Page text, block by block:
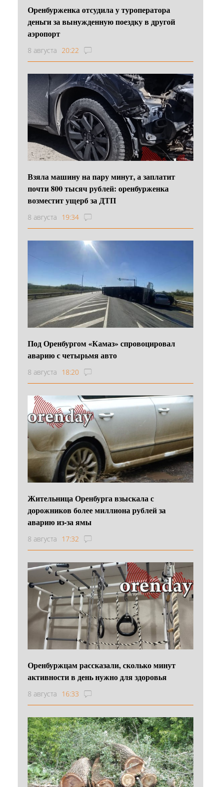
Оренбурженка отсудила у туроператора
деньги за вынужденную поездку в другой
аэропорт
8 августа 20:22
Взяла машину на пару минут, а заплатит
почти 800 тысяч рублей: оренбурженка
возместит ущерб за ДТП
8 августа 19:34
Под Оренбургом «Камаз» спровоцировал
аварию с четырьмя авто
8 августа 18:20
Жительница Оренбурга взыскала с
дорожников более миллиона рублей за
аварию из-за ямы
8 августа 17:32
Оренбуржцам рассказали, сколько минут
активности в день нужно для здоровья
8 августа 16:33